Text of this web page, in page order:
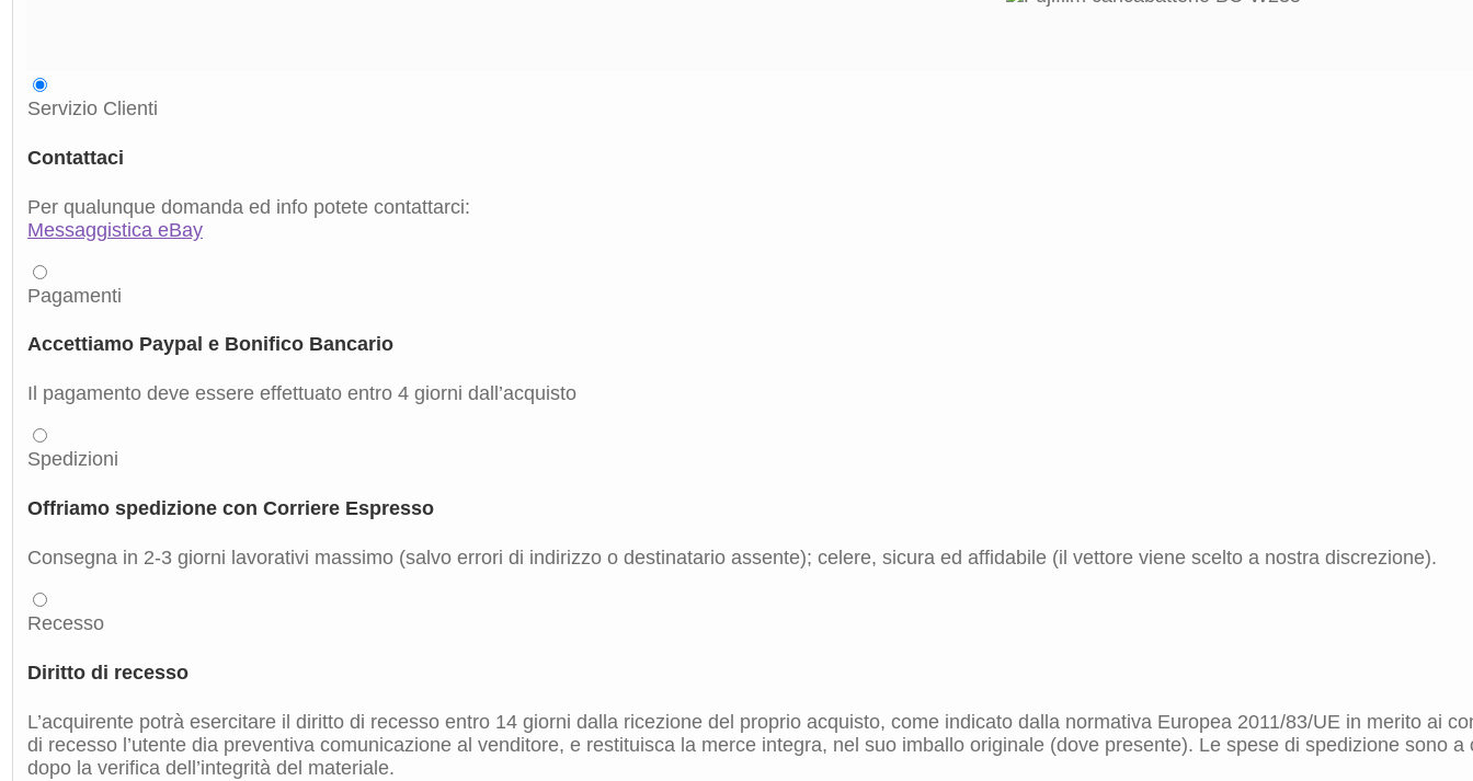
Servizio Clienti
Contattaci
Per qualunque domanda ed info potete contattarci:
Messaggistica eBay
Pagamenti
Accettiamo Paypal e Bonifico Bancario
Il pagamento deve essere effettuato entro 4 giorni dall’acquisto
Spedizioni
Offriamo spedizione con Corriere Espresso
Consegna in 2-3 giorni lavorativi massimo (salvo errori di indirizzo o destinatario assente); celere, sicura ed affidabile (il vettore viene scelto a nostra discrezione).
Recesso
Diritto di recesso
L’acquirente potrà esercitare il diritto di recesso entro 14 giorni dalla ricezione del proprio acquisto, come indicato dalla normativa Europea 2011/83/UE in merito ai
di recesso l’utente dia preventiva comunicazione al venditore, e restituisca la merce integra, nel suo imballo originale (dove presente). Le spese di spedizione sono
dopo la verifica dell’integrità del materiale.